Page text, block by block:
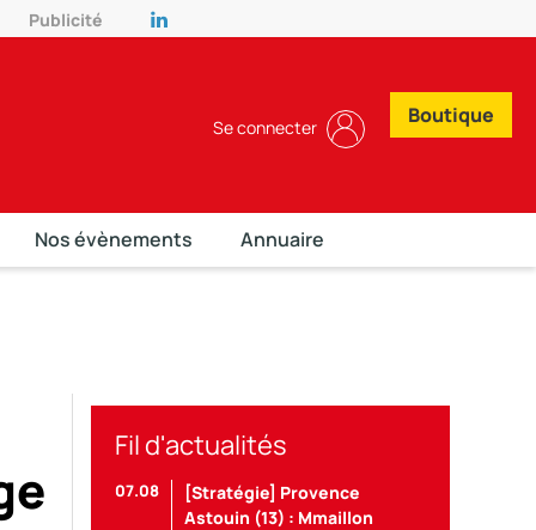
Publicité
Se connecter Boutique
Nos évènements Annuaire
Fil d'actualités
07.08
[Stratégie] Provence
Astouin (13) : Mmaillon